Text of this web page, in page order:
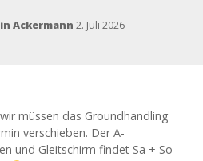
Ackermann 2. Juli 2026
müssen das Groundhandling
verschieben. Der A-
und Gleitschirm findet Sa + So